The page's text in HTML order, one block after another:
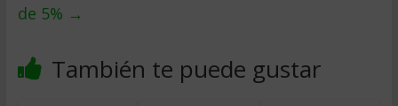
de 5% →
También te puede gustar